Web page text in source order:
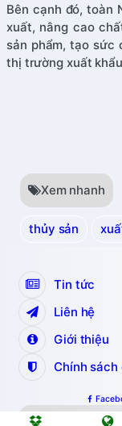
Bên cạnh đó, toàn
xuất, nâng cao
sản phẩm, tạo sức
thị trường xuất
Xem nhanh
thủy sản
Tin tức
Liên hệ
Giới thiệu
Chính
Copyright © 2024